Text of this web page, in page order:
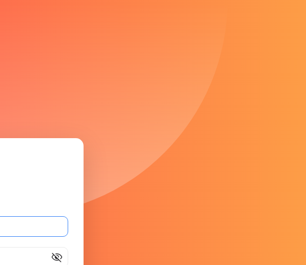
visibility_off